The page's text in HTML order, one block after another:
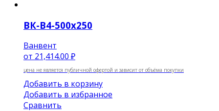
ВК-В4-500х250
Ванвент
от 21,414.00 ₽
цена не является публичной офертой и зависит от объёма покупки
Добавить в корзину
Добавить в избранное
Сравнить